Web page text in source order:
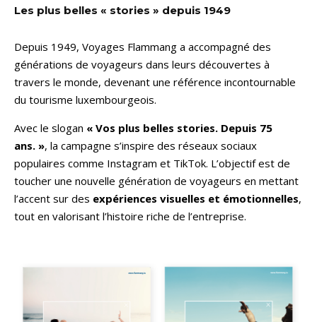
Les plus belles « stories » depuis 1949
Depuis 1949, Voyages Flammang a accompagné des
générations de voyageurs dans leurs découvertes à
travers le monde, devenant une référence incontournable
du tourisme luxembourgeois.
Avec le slogan « Vos plus belles stories. Depuis 75
ans. », la campagne s’inspire des réseaux sociaux
populaires comme Instagram et TikTok. L’objectif est de
toucher une nouvelle génération de voyageurs en mettant
l’accent sur des expériences visuelles et émotionnelles,
tout en valorisant l’histoire riche de l’entreprise.